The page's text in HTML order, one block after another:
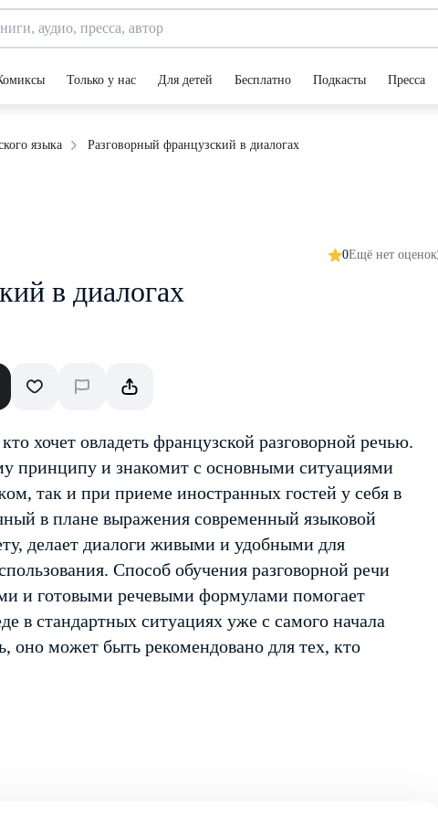
Только у нас Для детей Бесплатно Подкасты Пресса
языка Разговорный французский в диалогах
0Ещё нет оценок
в диалогах
хочет овладеть французской разговорной речью.
принципу и знакомит с основными ситуациями
так и при приеме иностранных гостей у себя в
в плане выражения современный языковой
делает диалоги живыми и удобными для
Способ обучения разговорной речи
и готовыми речевыми формулами помогает
в стандартных ситуациях уже с самого начала
оно может быть рекомендовано для тех, кто